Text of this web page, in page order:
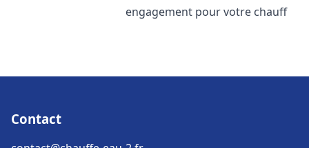
engagement pour votre chauff
Contact